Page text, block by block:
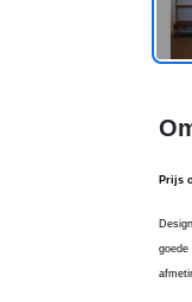
Prijs
goede